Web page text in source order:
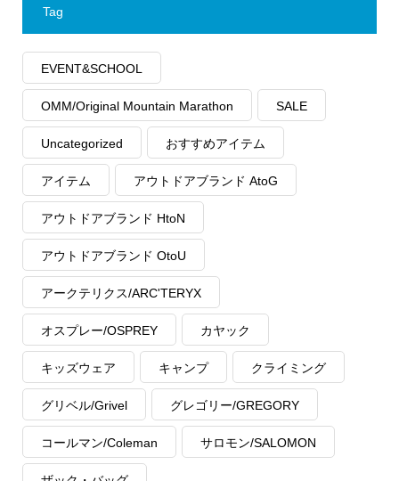
Tag
EVENT&SCHOOL
OMM/Original Mountain Marathon SALE
Uncategorized おすすめアイテム
アイテム アウトドアブランド AtoG
アウトドアブランド HtoN
アウトドアブランド OtoU
アークテリクス/ARC'TERYX
オスプレー/OSPREY カヤック
キッズウェア キャンプ クライミング
グリベル/Grivel グレゴリー/GREGORY
コールマン/Coleman サロモン/SALOMON